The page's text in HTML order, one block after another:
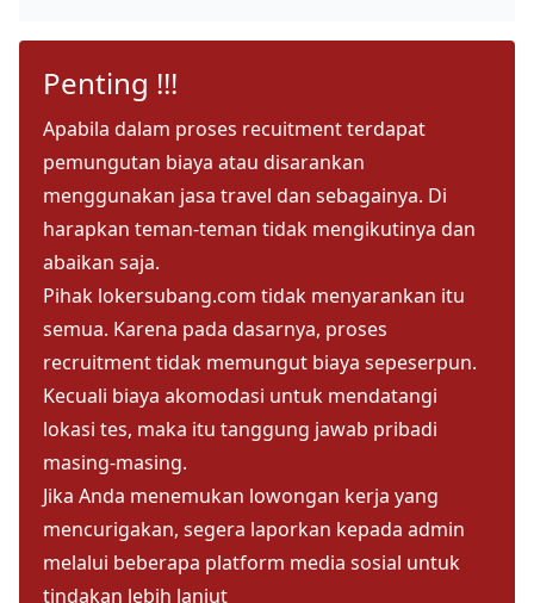
Penting !!!
Apabila dalam proses recuitment terdapat
pemungutan biaya atau disarankan
menggunakan jasa travel dan sebagainya. Di
harapkan teman-teman tidak mengikutinya dan
abaikan saja.
Pihak lokersubang.com tidak menyarankan itu
semua. Karena pada dasarnya, proses
recruitment tidak memungut biaya sepeserpun.
Kecuali biaya akomodasi untuk mendatangi
lokasi tes, maka itu tanggung jawab pribadi
masing-masing.
Jika Anda menemukan lowongan kerja yang
mencurigakan, segera laporkan kepada admin
melalui beberapa platform media sosial untuk
tindakan lebih lanjut